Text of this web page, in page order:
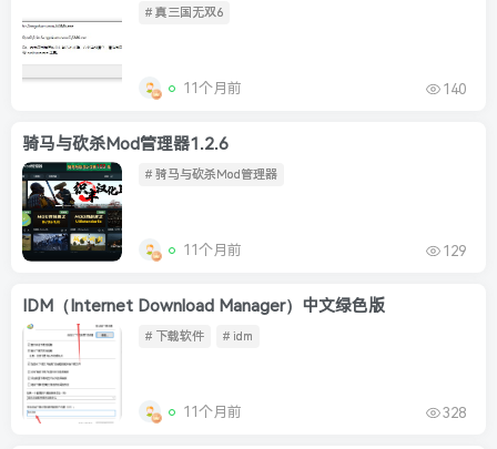
# 真三国无双6
11个月前 140
骑马与砍杀Mod管理器1.2.6
# 骑马与砍杀Mod管理器
11个月前 129
IDM（Internet Download Manager）中文绿色版
# 下载软件 # idm
11个月前 328